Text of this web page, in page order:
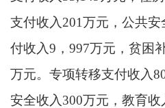
支付收入201万元，公共
付收入9，997万元，贫困
万元。专项转移支付收入
安全收入300万元，教育